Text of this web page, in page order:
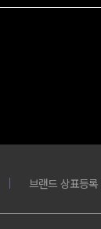
브랜드 상표등록